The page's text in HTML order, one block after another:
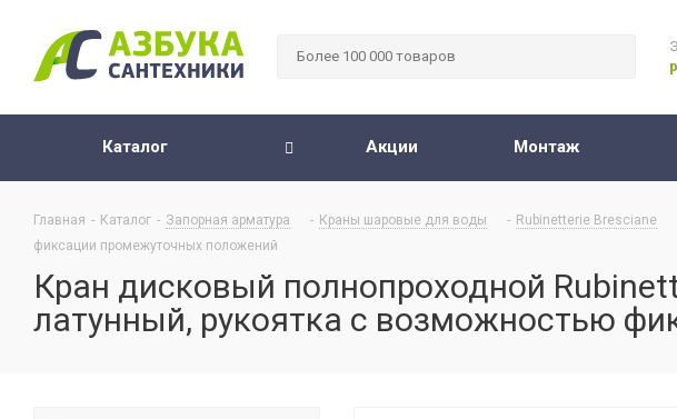
Каталог Акции Монтаж
Главная - Каталог - Запорная арматура - Краны шаровые для воды - Rubinetterie Bresciane
фиксации промежуточных положений
Кран дисковый полнопроходной
латунный, рукоятка с возможностью